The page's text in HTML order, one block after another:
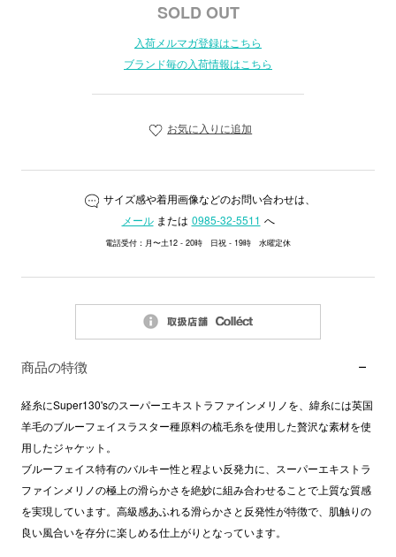
SOLD OUT
入荷メルマガ登録はこちら
ブランド毎の入荷情報はこちら
お気に入りに追加
サイズ感や着用画像などのお問い合わせは、
メールまたは 0985-32-5511 へ
電話受付：月〜土12 - 20時 日祝 - 19時 水曜定休
商品の特徴
経糸にSuper130'sのスーパーエキストラファインメリノを、緯糸には英国
羊毛のブルーフェイスラスター種原料の梳毛糸を使用した贅沢な素材を使
用したジャケット。
ブルーフェイス特有のバルキー性と程よい反発力に、スーパーエキストラ
ファインメリノの極上の滑らかさを絶妙に組み合わせることで上質な質感
を実現しています。高級感あふれる滑らかさと反発性が特徴で、肌触りの
良い風合いを存分に楽しめる仕上がりとなっています。